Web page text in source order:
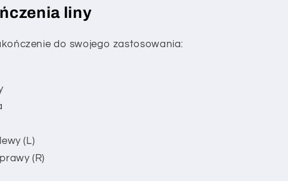
liny
do swojego zastosowania:
(L)
(R)